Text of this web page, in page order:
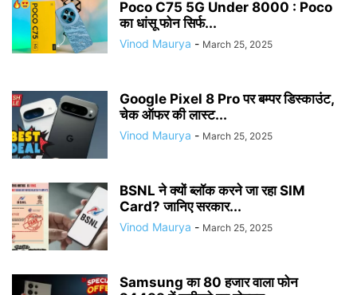
Poco C75 5G Under 8000 : Poco
का धांसू फोन सिर्फ...
Vinod Maurya - March 25, 2025
Google Pixel 8 Pro पर बम्पर डिस्काउंट,
चेक ऑफर की लास्ट...
Vinod Maurya - March 25, 2025
BSNL ने क्यों ब्लॉक करने जा रहा SIM
Card? जानिए सरकार...
Vinod Maurya - March 25, 2025
Samsung का 80 हजार वाला फोन